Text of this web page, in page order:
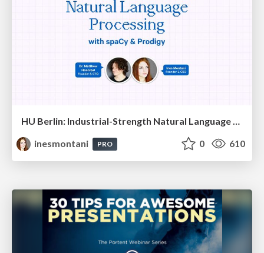
HU Berlin: Industrial-Strength Natural Language Processing with spaCy and Prodigy
inesmontani
PRO 0 610